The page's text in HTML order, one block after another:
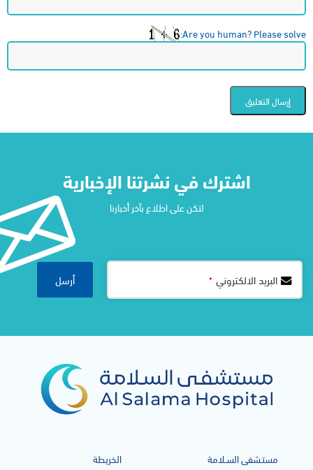
Are you human? Please solve:
اشترك في نشرتنا الإخبارية​
لتكن على اطلاع بآخر أخبارنا
Contact
Email
*
البريد الالكتروني * أرسل
مستـشفى السـلامة
الخريطة